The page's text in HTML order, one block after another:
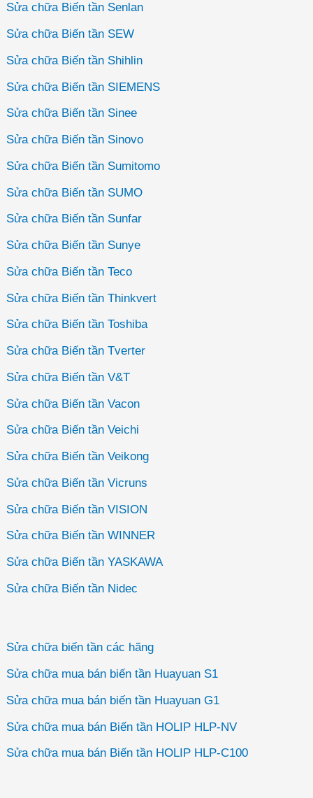
Sửa chữa Biến tần Senlan
Sửa chữa Biến tần SEW
Sửa chữa Biến tần Shihlin
Sửa chữa Biến tần SIEMENS
Sửa chữa Biến tần Sinee
Sửa chữa Biến tần Sinovo
Sửa chữa Biến tần Sumitomo
Sửa chữa Biến tần SUMO
Sửa chữa Biến tần Sunfar
Sửa chữa Biến tần Sunye
Sửa chữa Biến tần Teco
Sửa chữa Biến tần Thinkvert
Sửa chữa Biến tần Toshiba
Sửa chữa Biến tần Tverter
Sửa chữa Biến tần V&T
Sửa chữa Biến tần Vacon
Sửa chữa Biến tần Veichi
Sửa chữa Biến tần Veikong
Sửa chữa Biến tần Vicruns
Sửa chữa Biến tần VISION
Sửa chữa Biến tần WINNER
Sửa chữa Biến tần YASKAWA
Sửa chữa Biến tần Nidec
Sửa chữa biến tần các hãng
Sửa chữa mua bán biến tần Huayuan S1
Sửa chữa mua bán biến tần Huayuan G1
Sửa chữa mua bán Biến tần HOLIP HLP-NV
Sửa chữa mua bán Biến tần HOLIP HLP-C100